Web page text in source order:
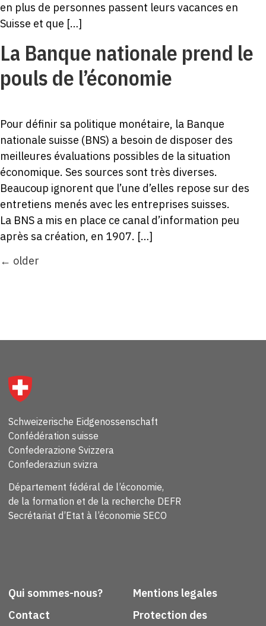
en plus de personnes passent leurs vacances en
Suisse et que […]
La Banque nationale prend le
pouls de l’économie
Pour définir sa politique monétaire, la Banque
nationale suisse (BNS) a besoin de disposer des
meilleures évaluations possibles de la situation
économique. Ses sources sont très diverses.
Beaucoup ignorent que l’une d’elles repose sur des
entretiens menés avec les entreprises suisses.
La BNS a mis en place ce canal d’information peu
après sa création, en 1907. […]
← older
Schweizerische Eidgenossenschaft
Confédération suisse
Confederazione Svizzera
Confederaziun svizra
Département fédéral de l’économie,
de la formation et de la recherche DEFR
Secrétariat d’Etat à l’économie SECO
Qui sommes-nous?
Contact
Mentions legales
Protection des